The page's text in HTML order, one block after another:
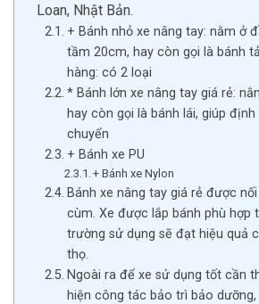
Loan, Nhật Bản.
+ Bánh nhỏ xe nâng tay: nằm ở
tầm 20cm, hay còn gọi là bánh
hàng: có 2 loại
* Bánh lớn xe nâng tay giá rẻ:
hay còn gọi là bánh lái, giúp
chuyển
+ Bánh xe PU
+ Bánh xe Nylon
Bánh xe nâng tay giá rẻ được
cùm. Xe được lắp bánh phù hợp
trường sử dụng sẽ đạt hiệu quả
thọ.
Ngoài ra để xe sử dụng tốt cần
hiện công tác bảo trì bảo